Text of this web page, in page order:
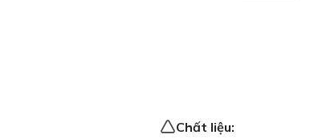
Chất liệu: